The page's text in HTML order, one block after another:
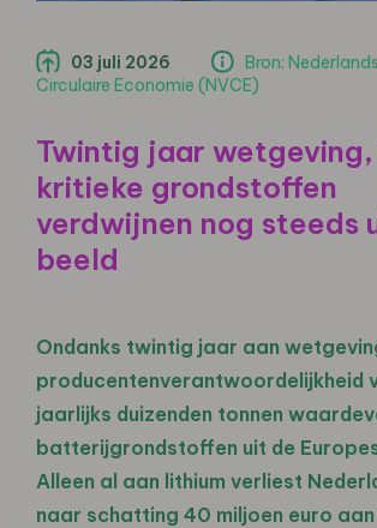
03 juli 2026
Bron:
Circulaire Economie (NVCE)
Twintig jaar
kritieke grondstoffen
verdwijnen nog steeds
beeld
Ondanks twintig jaar aan
producentenverantwoordelijkheid
jaarlijks duizenden tonnen
batterijgrondstoffen uit de
Alleen al aan lithium verliest
naar schatting 40 miljoen euro